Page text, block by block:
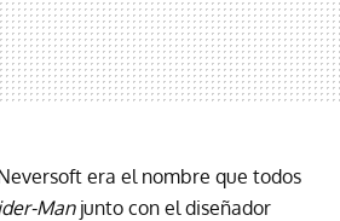
era el nombre que todos
Manjunto con el diseñador